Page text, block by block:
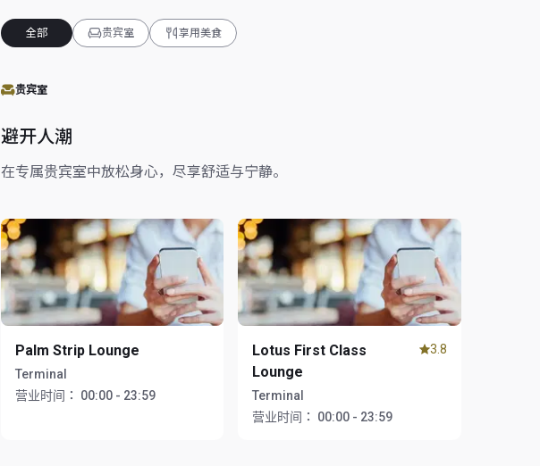
全部 贵宾室 享用美食
贵宾室
避开人潮
在专属贵宾室中放松身心，尽享舒适与宁静。
Palm Strip Lounge
Terminal
营业时间：
00:00 - 23:59
Lotus First Class
Lounge
Terminal
营业时间：
00:00 - 23:59
3.8